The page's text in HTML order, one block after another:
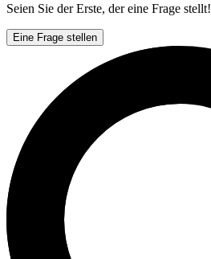
Seien Sie der Erste, der eine Frage stellt!
Eine Frage stellen